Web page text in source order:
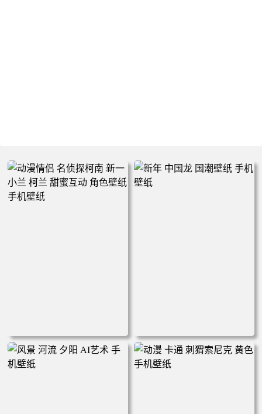
动漫情侣 名侦探柯南 新一小
兰 柯兰 甜蜜互动 角色壁纸 手
新年 中国龙 国潮壁纸 手机壁
纸